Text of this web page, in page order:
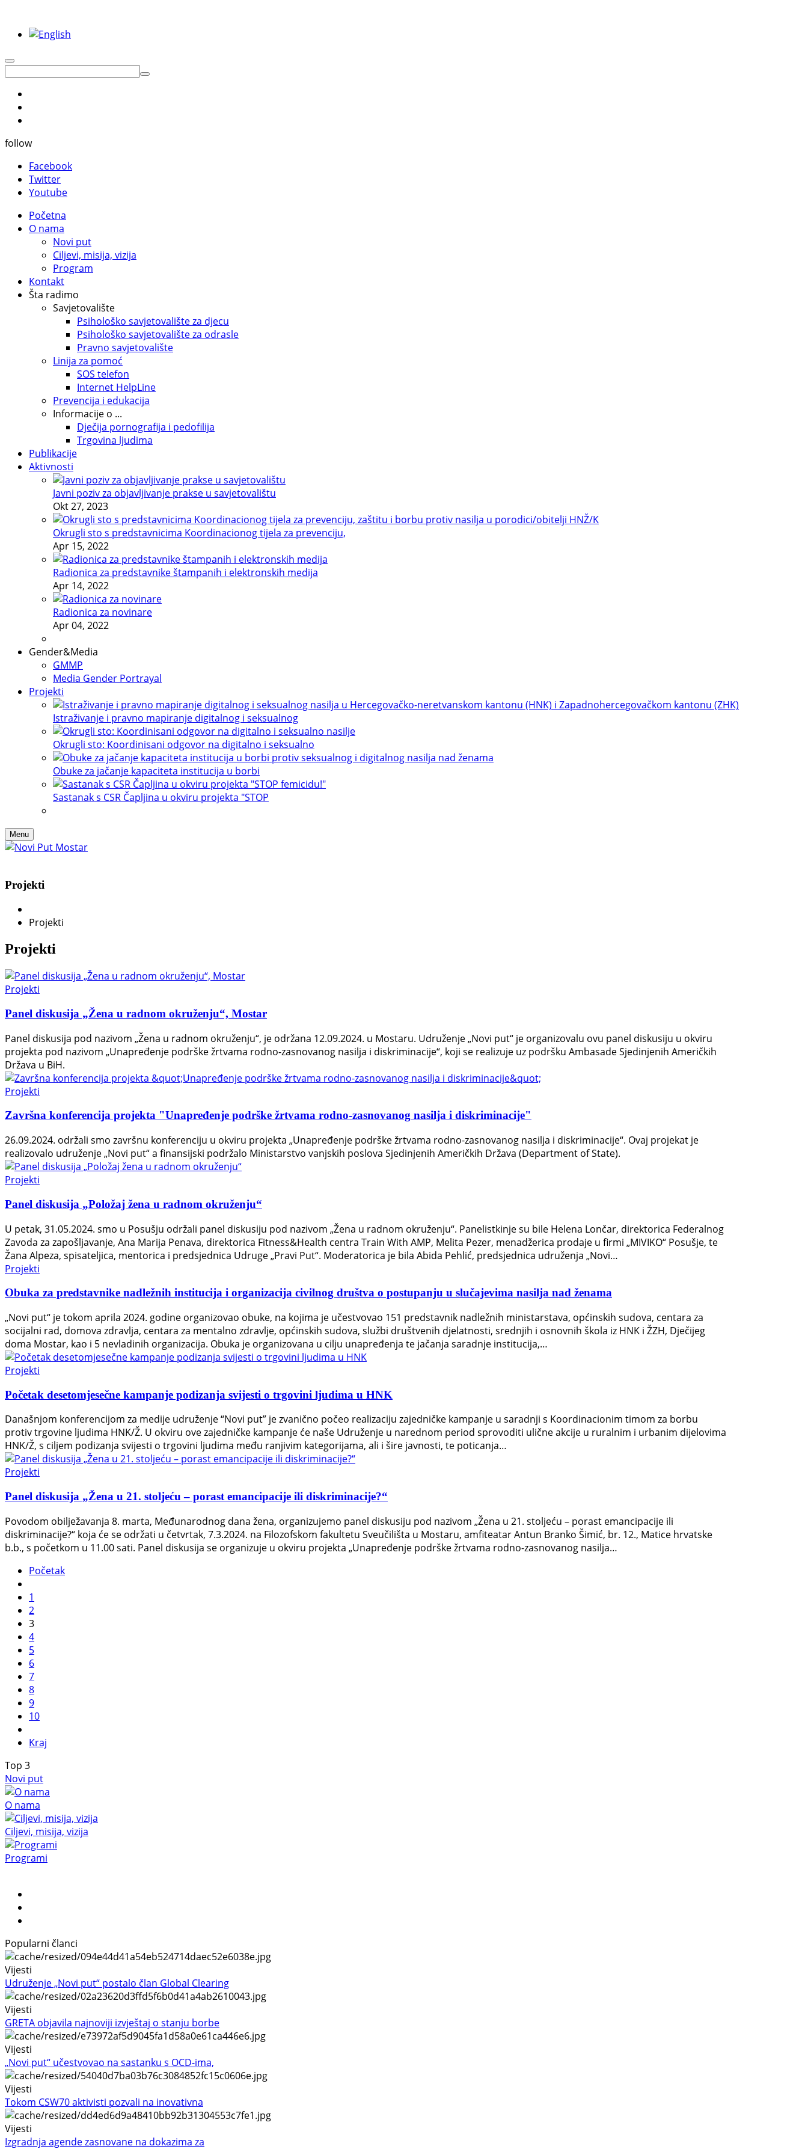
follow
Facebook
Twitter
Youtube
Početna
O nama
Novi put
Ciljevi, misija, vizija
Program
Kontakt
Šta radimo
Savjetovalište
Psihološko savjetovalište za djecu
Psihološko savjetovalište za odrasle
Pravno savjetovalište
Linija za pomoć
SOS telefon
Internet HelpLine
Prevencija i edukacija
Informacije o ...
Dječija pornografija i pedofilija
Trgovina ljudima
Publikacije
Aktivnosti
Javni poziv za objavljivanje prakse u savjetovalištu
Okt 27, 2023
Okrugli sto s predstavnicima Koordinacionog tijela za prevenciju,
Apr 15, 2022
Radionica za predstavnike štampanih i elektronskih medija
Apr 14, 2022
Radionica za novinare
Apr 04, 2022
Gender&Media
GMMP
Media Gender Portrayal
Projekti
Istraživanje i pravno mapiranje digitalnog i seksualnog
Okrugli sto: Koordinisani odgovor na digitalno i seksualno
Obuke za jačanje kapaciteta institucija u borbi
Sastanak s CSR Čapljina u okviru projekta "STOP
Menu
Projekti
Projekti
Projekti
Projekti
Panel diskusija „Žena u radnom okruženju“, Mostar
Panel diskusija pod nazivom „Žena u radnom okruženju“, je održana 12.09.2024. u Mostaru. Udruženje „Novi put“ je organizovalu ovu panel diskusiju u okviru
projekta pod nazivom „Unapređenje podrške žrtvama rodno-zasnovanog nasilja i diskriminacije“, koji se realizuje uz podršku Ambasade Sjedinjenih Američkih
Država u BiH.
Projekti
Završna konferencija projekta "Unapređenje podrške žrtvama rodno-zasnovanog nasilja i diskriminacije"
26.09.2024. održali smo završnu konferenciju u okviru projekta „Unapređenje podrške žrtvama rodno-zasnovanog nasilja i diskriminacije“. Ovaj projekat je
realizovalo udruženje „Novi put“ a finansijski podržalo Ministarstvo vanjskih poslova Sjedinjenih Američkih Država (Department of State).
Projekti
Panel diskusija „Položaj žena u radnom okruženju“
U petak, 31.05.2024. smo u Posušju održali panel diskusiju pod nazivom „Žena u radnom okruženju“. Panelistkinje su bile Helena Lončar, direktorica Federalnog
Zavoda za zapošljavanje, Ana Marija Penava, direktorica Fitness&Health centra Train With AMP, Melita Pezer, menadžerica prodaje u firmi „MIVIKO“ Posušje, te
Žana Alpeza, spisateljica, mentorica i predsjednica Udruge „Pravi Put“. Moderatorica je bila Abida Pehlić, predsjednica udruženja „Novi…
Projekti
Obuka za predstavnike nadležnih institucija i organizacija civilnog društva o postupanju u slučajevima nasilja nad ženama
„Novi put“ je tokom aprila 2024. godine organizovao obuke, na kojima je učestvovao 151 predstavnik nadležnih ministarstava, općinskih sudova, centara za
socijalni rad, domova zdravlja, centara za mentalno zdravlje, općinskih sudova, službi društvenih djelatnosti, srednjih i osnovnih škola iz HNK i ŽZH, Dječijeg
doma Mostar, kao i 5 nevladinih organizacija. Obuka je organizovana u cilju unapređenja te jačanja saradnje institucija,…
Projekti
Početak desetomjesečne kampanje podizanja svijesti o trgovini ljudima u HNK
Današnjom konferencijom za medije udruženje “Novi put” je zvanično počeo realizaciju zajedničke kampanje u saradnji s Koordinacionim timom za borbu
protiv trgovine ljudima HNK/Ž. U okviru ove zajedničke kampanje će naše Udruženje u narednom period sprovoditi ulične akcije u ruralnim i urbanim dijelovima
HNK/Ž, s ciljem podizanja svijesti o trgovini ljudima među ranjivim kategorijama, ali i šire javnosti, te poticanja…
Projekti
Panel diskusija „Žena u 21. stoljeću – porast emancipacije ili diskriminacije?“
Povodom obilježavanja 8. marta, Međunarodnog dana žena, organizujemo panel diskusiju pod nazivom „Žena u 21. stoljeću – porast emancipacije ili
diskriminacije?“ koja će se održati u četvrtak, 7.3.2024. na Filozofskom fakultetu Sveučilišta u Mostaru, amfiteatar Antun Branko Šimić, br. 12., Matice hrvatske
b.b., s početkom u 11.00 sati. Panel diskusija se organizuje u okviru projekta „Unapređenje podrške žrtvama rodno-zasnovanog nasilja…
Početak
1
2
3
4
5
6
7
8
9
10
Kraj
Top 3
Novi put
O nama
Ciljevi, misija, vizija
Programi
Popularni članci
Vijesti
Udruženje „Novi put“ postalo član Global Clearing
Vijesti
GRETA objavila najnoviji izvještaj o stanju borbe
Vijesti
„Novi put“ učestvovao na sastanku s OCD-ima,
Vijesti
Tokom CSW70 aktivisti pozvali na inovativna
Vijesti
Izgradnja agende zasnovane na dokazima za